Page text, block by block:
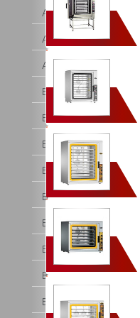
ATEL
ATESY (АТЕСИ)
ATOLLSPEED
BAKE OFF
BARTEC
BARTSCHER
BASSANINA
BEAR VARIMIXER
BECKERS
BEKO
BERTOS
BESSERVACUUM